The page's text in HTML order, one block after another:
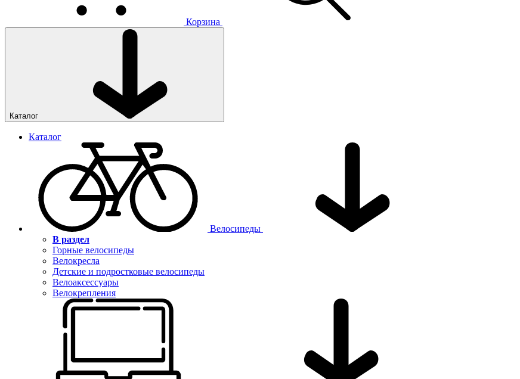
Корзина
Каталог
Каталог
Велосипеды
В раздел
Горные велосипеды
Велокресла
Детские и подростковые велосипеды
Велоаксессуары
Велокрепления